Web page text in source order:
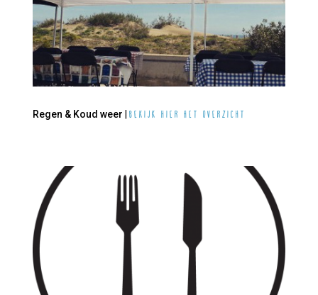
Regen & Koud weer Bekijk hier het overzicht